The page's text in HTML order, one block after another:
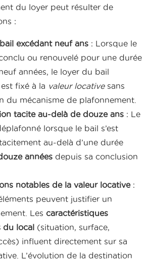
du loyer peut résulter de
:
excédant neuf ans : Lorsque le
ou renouvelé pour une durée
années, le loyer du bail
fixé à la valeur locativesans
du mécanisme de plafonnement.
tacite au-delà de douze ans : Le
lorsque le bail s’est
au-delà d’une durée
années depuis sa conclusion
notables de la valeur locative:
peuvent justifier un
Les caractéristiques
du local (situation, surface,
influent directement sur sa
L’évolution de la destination